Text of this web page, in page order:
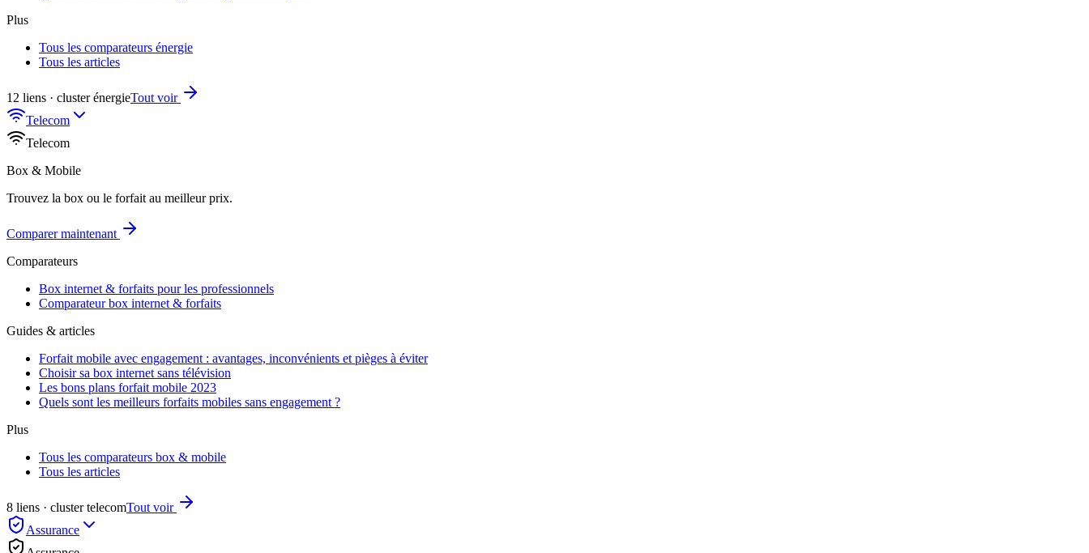
Plus
Tous les comparateurs énergie
Tous les articles
12 liens · cluster énergieTout voir
Telecom
Telecom
Box & Mobile
Trouvez la box ou le forfait au meilleur prix.
Comparer maintenant
Comparateurs
Box internet & forfaits pour les professionnels
Comparateur box internet & forfaits
Guides & articles
Forfait mobile avec engagement : avantages, inconvénients et pièges à éviter
Choisir sa box internet sans télévision
Les bons plans forfait mobile 2023
Quels sont les meilleurs forfaits mobiles sans engagement ?
Plus
Tous les comparateurs box & mobile
Tous les articles
8 liens · cluster telecomTout voir
Assurance